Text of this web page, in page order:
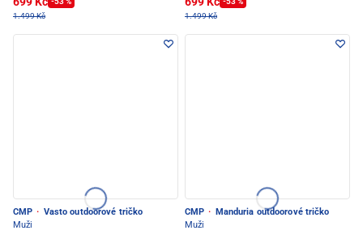
1.499 Kč
1.499 Kč
CMP · Vasto outdoorové tričko
Muži
CMP ·
Manduria outdoorové tričko
Muži